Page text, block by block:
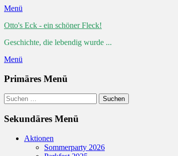
Menü
Otto's Eck - ein schöner Fleck!
Geschichte, die lebendig wurde ...
Menü
Primäres Menü
Zum
Inhalt
springen
Suchen
Suchen
nach:
Sekundäres Menü
Zum
Aktionen
Sommerparty 2026